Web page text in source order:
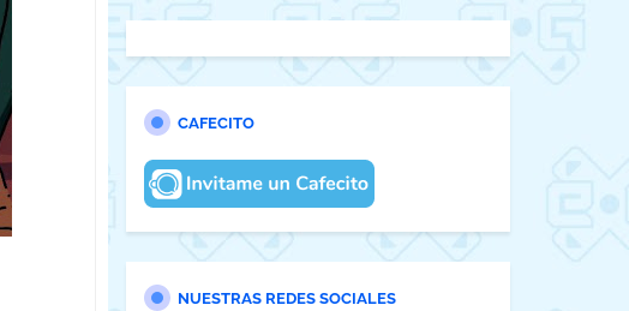
CAFECITO
NUESTRAS REDES SOCIALES